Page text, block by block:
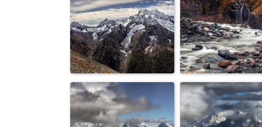
Горы... Ледник...